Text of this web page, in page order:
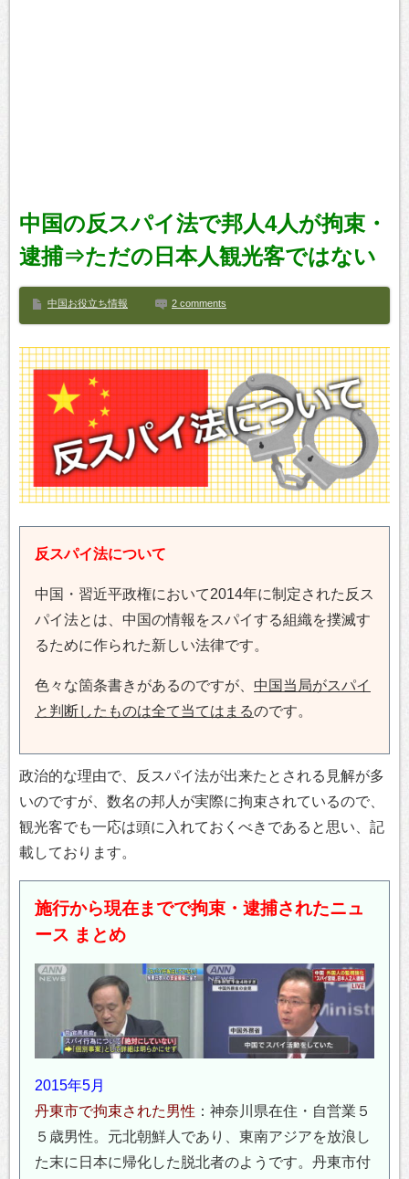
中国の反スパイ法で邦人4人が拘束・
逮捕⇒ただの日本人観光客ではない
中国お役立ち情報 2 comments
反スパイ法について
中国・習近平政権において2014年に制定された反ス
パイ法とは、中国の情報をスパイする組織を撲滅す
るために作られた新しい法律です。
色々な箇条書きがあるのですが、 中国当局がスパイ
と判断したものは全て当てはまるのです。
政治的な理由で、反スパイ法が出来たとされる見解が多
いのですが、数名の邦人が実際に拘束されているので、
観光客でも一応は頭に入れておくべきであると思い、記
載しております。
施行から現在までで拘束・逮捕されたニュ
ース まとめ
2015年5月
丹東市で拘束された男性 ：神奈川県在住・自営業５
５歳男性。元北朝鮮人であり、東南アジアを放浪し
た末に日本に帰化した脱北者のようです。丹東市付